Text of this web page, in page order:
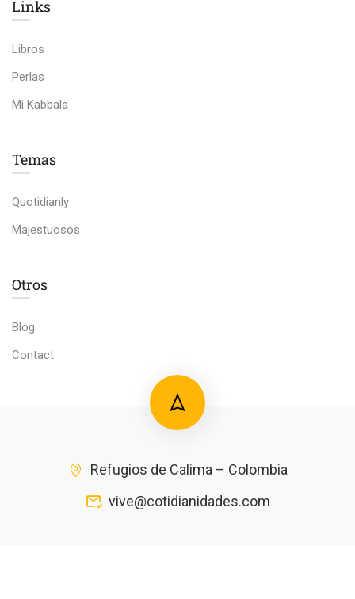
Links​
Libros
Perlas
Mi Kabbala
Temas
Quotidianly
Majestuosos
Otros
Blog
Contact
Refugios de Calima – Colombia
vive@cotidianidades.com